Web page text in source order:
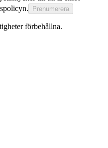
Prenumerera
förbehållna.